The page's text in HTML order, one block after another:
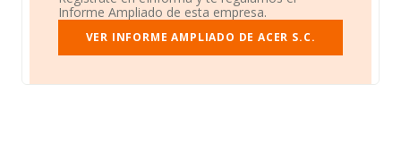
Informe Ampliado de esta empresa.
VER INFORME AMPLIADO DE ACER S.C.